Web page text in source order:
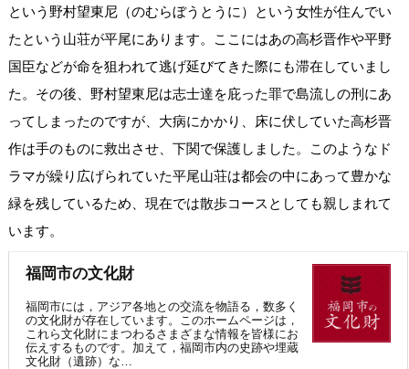
という野村望東尼（のむらぼうとうに）という女性が住んでい
たという山荘が平尾にあります。ここにはあの高杉晋作や平野
国臣などが命を狙われて逃げ延びてきた際にも滞在していまし
た。その後、野村望東尼は志士達を庇った罪で島流しの刑にあ
ってしまったのですが、大病にかかり、床に伏していた高杉晋
作は手のものに救出させ、下関で保護しました。このようなド
ラマが繰り広げられていた平尾山荘は都会の中にあって豊かな
緑を残しているため、現在では散歩コースとしても親しまれて
います。
福岡市の文化財
福岡市には，アジア各地との交流を物語る，数多く
の文化財が存在しています。このホームページは，
これら文化財にまつわるさまざまな情報を皆様にお
伝えするものです。加えて，福岡市内の史跡や埋蔵
文化財（遺跡）な…